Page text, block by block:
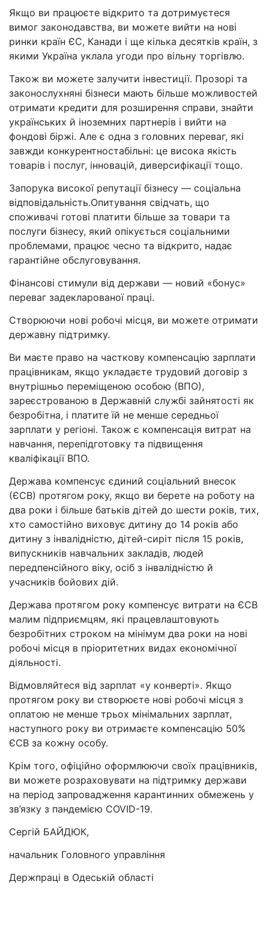
Якщо ви працюєте відкрито та дотримуєтеся
вимог законодавства, ви можете вийти на нові
ринки країн ЄС, Канади і ще кілька десятків країн, з
якими Україна уклала угоди про вільну торгівлю.
Також ви можете залучити інвестиції. Прозорі та
законослухняні бізнеси мають більше можливостей
отримати кредити для розширення справи, знайти
українських й іноземних партнерів і вийти на
фондові біржі. Але є одна з головних переваг, які
завжди конкурентностабільні: це висока якість
товарів і послуг, інновацій, диверсифікації тощо.
Запорука високої репутації бізнесу — соціальна
відповідальність.Опитування свідчать, що
споживачі готові платити більше за товари та
послуги бізнесу, який опікується соціальними
проблемами, працює чесно та відкрито, надає
гарантійне обслуговування.
Фінансові стимули від держави — новий «бонус»
переваг задекларованої праці.
Створюючи нові робочі місця, ви можете отримати
державну підтримку.
Ви маєте право на часткову компенсацію зарплати
працівникам, якщо укладаєте трудовий договір з
внутрішньо переміщеною особою (ВПО),
зареєстрованою в Державній службі зайнятості як
безробітна, і платите їй не менше середньої
зарплати у регіоні. Також є компенсація витрат на
навчання, перепідготовку та підвищення
кваліфікації ВПО.
Держава компенсує єдиний соціальний внесок
(ЄСВ) протягом року, якщо ви берете на роботу на
два роки і більше батьків дітей до шести років, тих,
хто самостійно виховує дитину до 14 років або
дитину з інвалідністю, дітей-сиріт після 15 років,
випускників навчальних закладів, людей
передпенсійного віку, осіб з інвалідністю й
учасників бойових дій.
Держава протягом року компенсує витрати на ЄСВ
малим підприємцям, які працевлаштовують
безробітних строком на мінімум два роки на нові
робочі місця в пріоритетних видах економічної
діяльності.
Відмовляйтеся від зарплат «у конверті». Якщо
протягом року ви створюєте нові робочі місця з
оплатою не менше трьох мінімальних зарплат,
наступного року ви отримаєте компенсацію 50%
ЄСВ за кожну особу.
Крім того, офіційно оформлюючи своїх працівників,
ви можете розраховувати на підтримку держави
на період запровадження карантинних обмежень у
зв’язку з пандемією COVID-19.
Сергій БАЙДЮК,
начальник Головного управління
Держпраці в Одеській області